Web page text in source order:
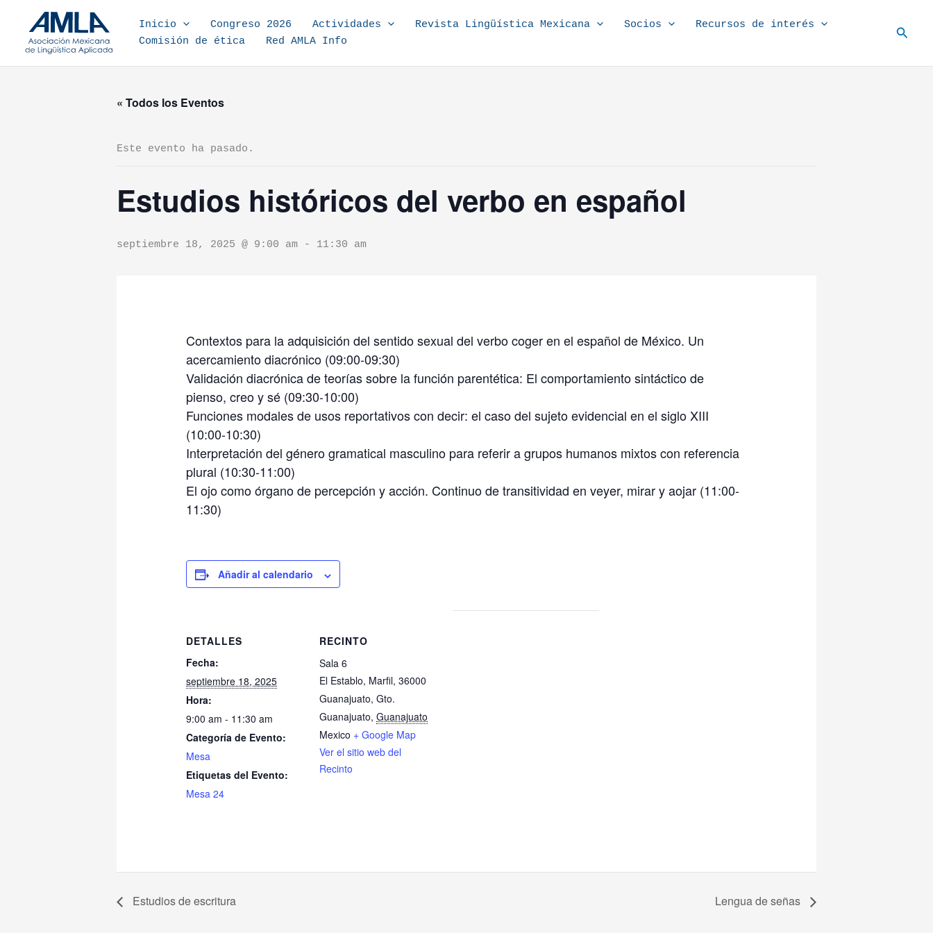
Inicio
Congreso 2026 Actividades Revista Lingüística Mexicana Socios
Recursos de interés
Comisión de ética
Red AMLA Info
« Todos los Eventos
Este evento ha pasado.
Estudios históricos del verbo en español
septiembre 18, 2025 @ 9:00 am - 11:30 am
Contextos para la adquisición del sentido sexual del verbo coger en el español de México. Un
acercamiento diacrónico (09:00-09:30)
Validación diacrónica de teorías sobre la función parentética: El comportamiento sintáctico de
pienso, creo y sé (09:30-10:00)
Funciones modales de usos reportativos con decir: el caso del sujeto evidencial en el siglo XIII
(10:00-10:30)
Interpretación del género gramatical masculino para referir a grupos humanos mixtos con referencia
plural (10:30-11:00)
El ojo como órgano de percepción y acción. Continuo de transitividad en veyer, mirar y aojar (11:00-
11:30)
Añadir al calendario
DETALLES
Fecha:
septiembre 18, 2025
Hora:
9:00 am - 11:30 am
Categoría de Evento:
Mesa
Etiquetas del Evento:
Mesa 24
RECINTO
Sala 6
El Establo, Marfil, 36000
Guanajuato, Gto.
Guanajuato, Guanajuato
Mexico + Google Map
Ver el sitio web del
Recinto
Estudios de escritura Lengua de señas